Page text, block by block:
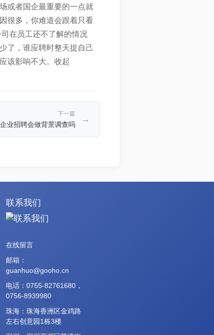
或者国企最重要的一点就
很多，你难道会跟着只看
在员工还不了解的情况
了，谁应聘时整天提自己
该影响不大。收起
下一篇
企业招聘会做背景调查吗
→
联系我们
在线留言
邮箱：
guanhuo@gooho.cn
电话：0755-82761680，
0756-8939980
珠海：珠海香洲区金鸡路
左右创意园1栋3楼